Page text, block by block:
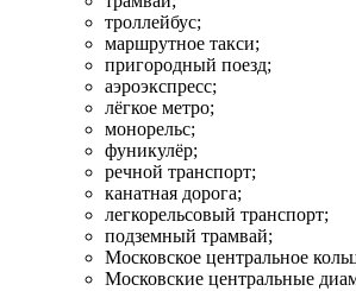
троллейбус;
маршрутное такси;
пригородный поезд;
аэроэкспресс;
лёгкое метро;
монорельс;
фуникулёр;
речной транспорт;
канатная дорога;
легкорельсовый транспорт;
подземный трамвай;
Московское центральное
Московские центральные